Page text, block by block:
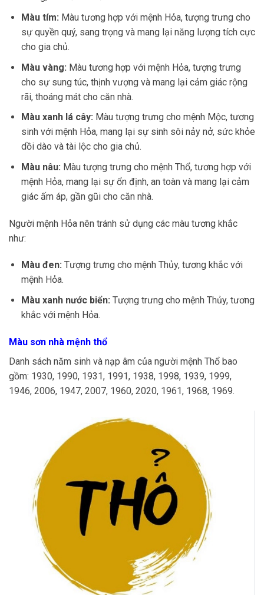
Màu tím: Màu tương hợp với mệnh Hỏa, tượng trưng cho
sự quyền quý, sang trọng và mang lại năng lượng tích cực
cho gia chủ.
Màu vàng: Màu tương hợp với mệnh Hỏa, tượng trưng
cho sự sung túc, thịnh vượng và mang lại cảm giác rộng
rãi, thoáng mát cho căn nhà.
Màu xanh lá cây: Màu tượng trưng cho mệnh Mộc, tương
sinh với mệnh Hỏa, mang lại sự sinh sôi nảy nở, sức khỏe
dồi dào và tài lộc cho gia chủ.
Màu nâu: Màu tượng trưng cho mệnh Thổ, tương hợp với
mệnh Hỏa, mang lại sự ổn định, an toàn và mang lại cảm
giác ấm áp, gần gũi cho căn nhà.
Người mệnh Hỏa nên tránh sử dụng các màu tương khắc
như:
Màu đen: Tượng trưng cho mệnh Thủy, tương khắc với
mệnh Hỏa.
Màu xanh nước biển: Tượng trưng cho mệnh Thủy, tương
khắc với mệnh Hỏa.
Màu sơn nhà mệnh thổ
Danh sách năm sinh và nạp âm của người mệnh Thổ bao
gồm: 1930, 1990, 1931, 1991, 1938, 1998, 1939, 1999,
1946, 2006, 1947, 2007, 1960, 2020, 1961, 1968, 1969.